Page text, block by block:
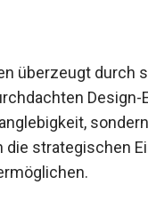
überzeugt durch
Design-
strategischen